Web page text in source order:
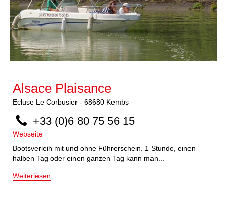
Alsace Plaisance
Ecluse Le Corbusier - 68680 Kembs
+33 (0)6 80 75 56 15
Webseite
Bootsverleih mit und ohne Führerschein. 1 Stunde, einen
halben Tag oder einen ganzen Tag kann man...
Weiterlesen